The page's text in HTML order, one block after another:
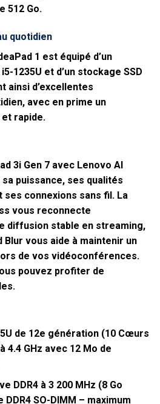
512 Go.
quotidien
1 est équipé d’un
1235U et d’un stockage SSD
ainsi d’excellentes
avec en prime un
rapide.
3i Gen 7 avec Lenovo AI
puissance, ses qualités
ses connexions sans fil. La
vous reconnecte
diffusion stable en streaming,
Blur vous aide à maintenir un
de vos vidéoconférences.
pouvez profiter de
de 12e génération(10 Cœurs
4.4 GHz avec 12 Mo de
DDR4 à 3 200 MHz (8 Go
SO-DIMM – maximum